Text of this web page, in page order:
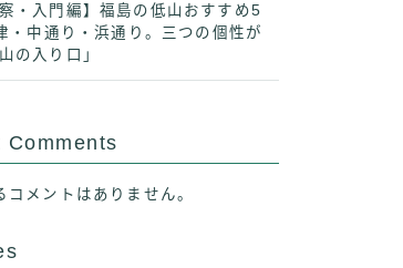
察・入門編】福島の低山おすすめ5
中通り・浜通り。三つの個性が
の入り口」
Comments
コメントはありません。